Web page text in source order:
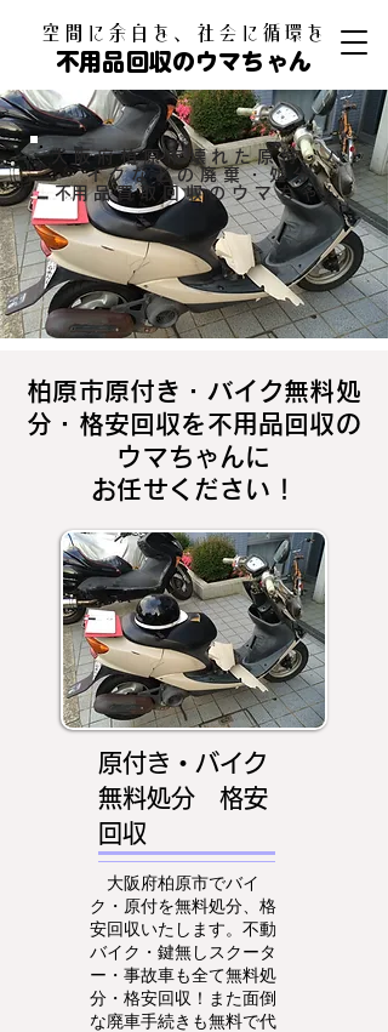
​空間に余白を、社会に循環を
不用品回収のウマちゃん
大阪府柏原市壊れた原付・バ
イクなどの廃棄・処分
​不用品買取回収のウマちゃん
柏原市原付き・バイク無料処
分・格安回収を不用品回収の
ウマちゃんに
お任せください！
原付き・バイク
無料処分 格安
回収
大阪府柏原市でバイ
ク・原付を無料処分、格
安回収いたします。不動
バイク・鍵無しスクータ
ー・事故車も全て無料処
分・格安回収！また面倒
な廃車手続きも無料で代